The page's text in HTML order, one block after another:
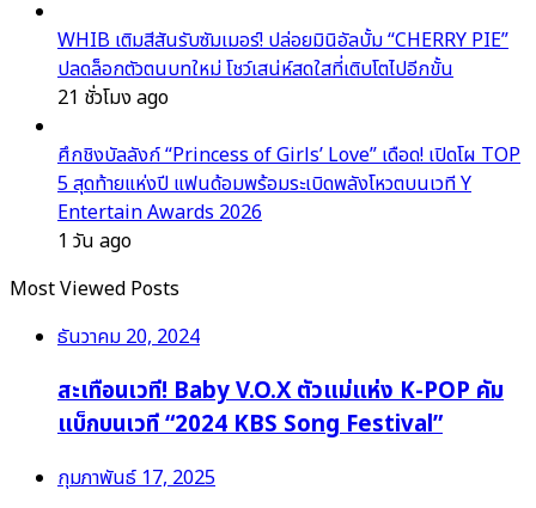
WHIB เติมสีสันรับซัมเมอร์! ปล่อยมินิอัลบั้ม “CHERRY PIE”
ปลดล็อกตัวตนบทใหม่ โชว์เสน่ห์สดใสที่เติบโตไปอีกขั้น
21 ชั่วโมง ago
ศึกชิงบัลลังก์ “Princess of Girls’ Love” เดือด! เปิดโผ TOP
5 สุดท้ายแห่งปี แฟนด้อมพร้อมระเบิดพลังโหวตบนเวที Y
Entertain Awards 2026
1 วัน ago
Most Viewed Posts
ธันวาคม 20, 2024
สะเทือนเวที! Baby V.O.X ตัวแม่แห่ง K-POP คัม
แบ็กบนเวที “2024 KBS Song Festival”
กุมภาพันธ์ 17, 2025